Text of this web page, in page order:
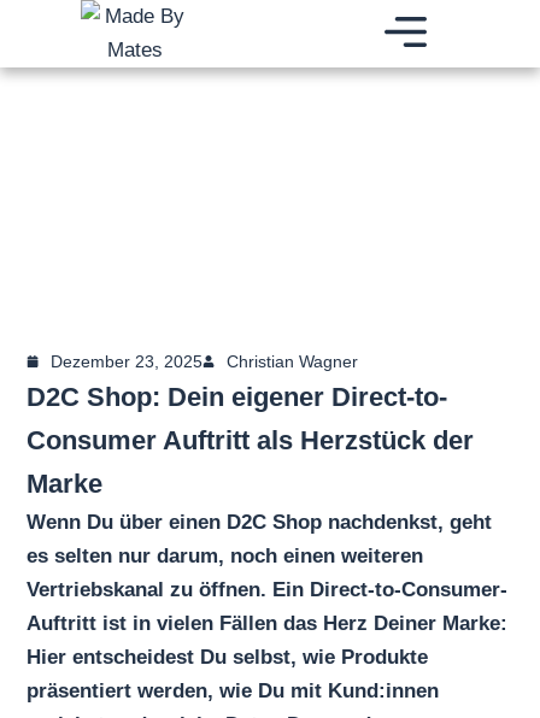
springen
Dezember 23, 2025 Christian Wagner
D2C Shop: Dein eigener Direct-to-
Consumer Auftritt als Herzstück der
Marke
Wenn Du über einen D2C Shop nachdenkst, geht
es selten nur darum, noch einen weiteren
Vertriebskanal zu öffnen. Ein Direct-to-Consumer-
Auftritt ist in vielen Fällen das Herz Deiner Marke:
Hier entscheidest Du selbst, wie Produkte
präsentiert werden, wie Du mit Kund:innen